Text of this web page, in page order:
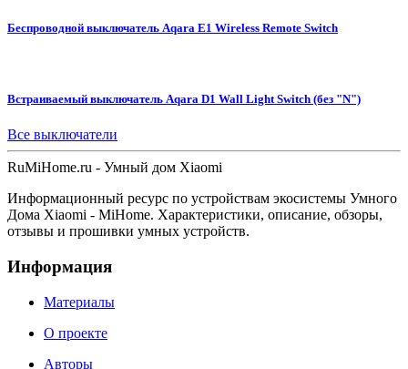
Беспроводной выключатель Aqara E1 Wireless Remote Switch
Встраиваемый выключатель Aqara D1 Wall Light Switch (без "N")
Все выключатели
RuMiHome.ru - Умный дом Xiaomi
Информационный ресурс по устройствам экосистемы Умного
Дома Xiaomi - MiHome. Характеристики, описание, обзоры,
отзывы и прошивки умных устройств.
Информация
Материалы
О проекте
Авторы